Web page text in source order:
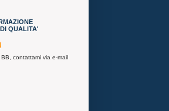
QUALITA'
contattami via e-mail